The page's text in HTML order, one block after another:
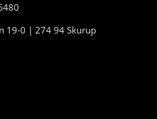
19-0 | 274 94 Skurup